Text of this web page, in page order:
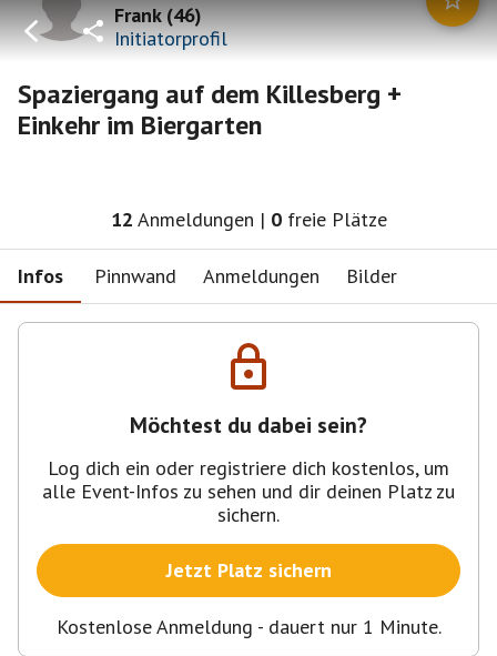
Frank(46)
Initiatorprofil
Spaziergang auf dem Killesberg +
Einkehr im Biergarten
12 Anmeldungen | 0 freie Plätze
Infos Pinnwand Anmeldungen Bilder
Möchtest du dabei sein?
Log dich ein oder registriere dich kostenlos, um
alle Event-Infos zu sehen und dir deinen Platz zu
sichern.
Jetzt Platz sichern
Kostenlose Anmeldung - dauert nur 1 Minute.